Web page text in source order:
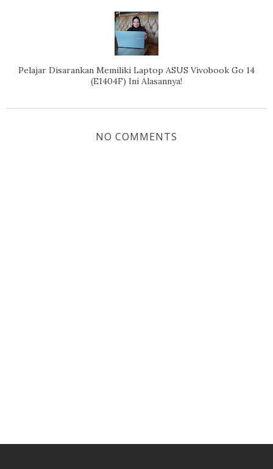
Pelajar Disarankan Memiliki Laptop ASUS Vivobook Go 14
(E1404F) Ini Alasannya!
NO COMMENTS